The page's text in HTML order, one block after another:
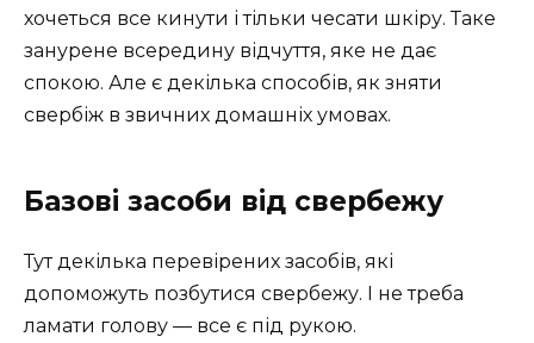
хочеться все кинути і тільки чесати шкіру. Таке
занурене всередину відчуття, яке не дає
спокою. Але є декілька способів, як зняти
свербіж в звичних домашніх умовах.
Базові засоби від свербежу
Тут декілька перевірених засобів, які
допоможуть позбутися свербежу. І не треба
ламати голову — все є під рукою.